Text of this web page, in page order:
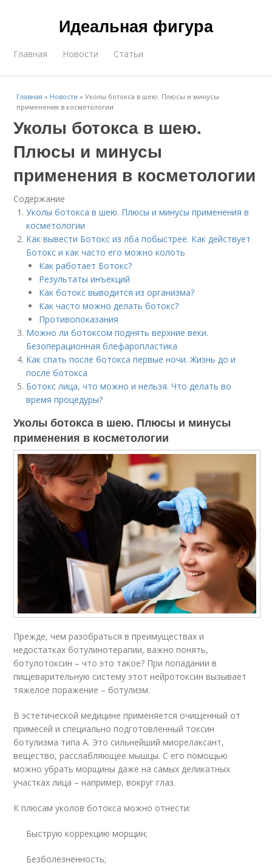
Идеальная фигура
Главная Новости Статьи
Главная » Новости »Уколы ботокса в шею. Плюсы и минусы
применения в косметологии
Уколы ботокса в шею.
Плюсы и минусы
применения в косметологии
Содержание
Уколы ботокса в шею. Плюсы и минусы применения в
косметологии
Как вывести Ботокс из лба побыстрее. Как действует
Ботокс и как часто его можно колоть
Как работает Ботокс?
Результаты инъекций
Как ботокс выводится из организма?
Как часто можно делать ботокс?
Противопоказания
Можно ли ботоксом поднять верхние веки.
Безоперационная блефаропластика
Как спать после ботокса первые ночи. Жизнь до и
после ботокса
Ботокс лица, что можно и нельзя. Что делать во
время процедуры?
Уколы ботокса в шею. Плюсы и минусы
применения в косметологии
Прежде, чем разобраться в преимуществах и
недостатках ботулинотерапии, важно понять,
ботулотоксин – что это такое? При попадании в
пищеварительную систему этот нейротоксин вызывает
тяжелое поражение – ботулизм.
В эстетической медицине применяется очищенный от
примесей и специально подготовленный токсин
ботулизма типа А. Это сильнейший миорелаксант,
вещество, расслабляющее мышцы. С его помощью
можно убрать морщины даже на самых деликатных
участках лица – например, вокруг глаз.
К плюсам уколов ботокса можно отнести:
Быструю коррекцию морщин;
Безболезненность;